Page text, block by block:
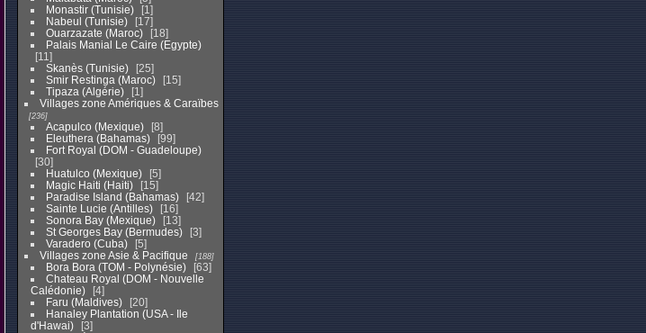
Monastir (Tunisie)
1
Nabeul (Tunisie)
17
Ouarzazate (Maroc)
18
Palais Manial Le Caire (Egypte)
11
Skanès (Tunisie)
25
Smir Restinga (Maroc)
15
Tipaza (Algérie)
1
Villages zone Amériques & Caraïbes
236
Acapulco (Mexique)
8
Eleuthera (Bahamas)
99
Fort Royal (DOM - Guadeloupe)
30
Huatulco (Mexique)
5
Magic Haiti (Haiti)
15
Paradise Island (Bahamas)
42
Sainte Lucie (Antilles)
16
Sonora Bay (Mexique)
13
St Georges Bay (Bermudes)
3
Varadero (Cuba)
5
Villages zone Asie & Pacifique
188
Bora Bora (TOM - Polynésie)
63
Chateau Royal (DOM - Nouvelle
Calédonie)
4
Faru (Maldives)
20
Hanaley Plantation (USA - Ile
d'Hawai)
3